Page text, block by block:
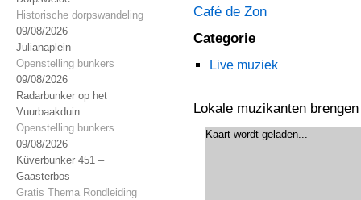
Historische dorpswandeling
09/08/2026
Julianaplein
Openstelling bunkers
09/08/2026
Radarbunker op het
Vuurbaakduin.
Openstelling bunkers
09/08/2026
Küverbunker 451 –
Gaasterbos
Gratis Thema Rondleiding
Café de Zon
Categorie
Live muziek
Lokale muzikanten
Kaart wordt geladen...